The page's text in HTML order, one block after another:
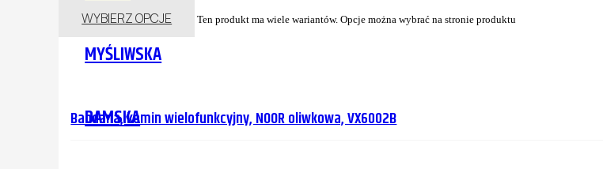
MYŚLIWSKA
DAMSKA
WYBIERZ OPCJE Ten produkt ma wiele wariantów. Opcje można wybrać na stronie produktu
Bandana, komin wielofunkcyjny, NOOR oliwkowa, VX6002B